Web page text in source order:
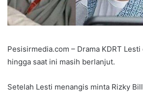
Pesisirmedia.com – Drama KDRT
hingga saat ini masih berlanjut.
Setelah Lesti menangis minta Rizky